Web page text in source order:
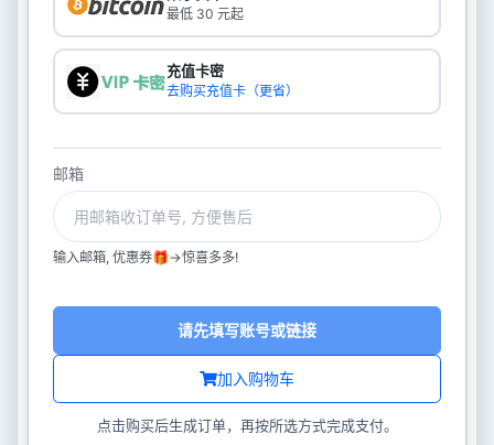
最低 30 元起
充值卡密
去购买充值卡（更省）
邮箱
输入邮箱, 优惠券🎁->惊喜多多!
加入购物车
请先填写账号或链接
点击购买后生成订单，再按所选方式完成支付。